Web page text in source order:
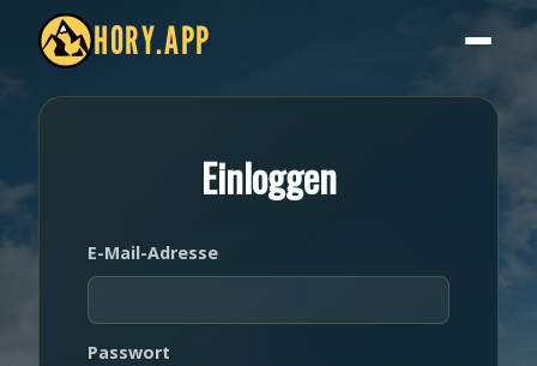
HORY.APP
Einloggen
E-Mail-Adresse
Passwort